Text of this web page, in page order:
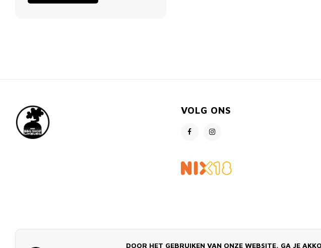
VOLG ONS
DOOR HET GEBRUIKEN VAN ONZE WEBSITE, GA JE